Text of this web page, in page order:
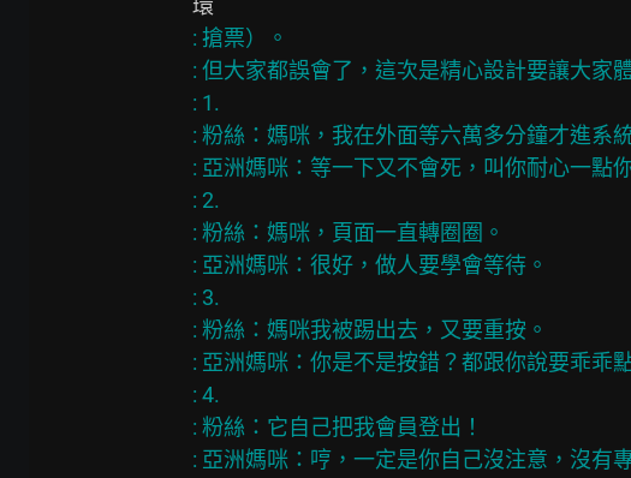
: 搶票）。
: 但大家都誤會了，這次是精心設計要讓大家
: 1.
: 粉絲：媽咪，我在外面等六萬多分鐘才進系
: 亞洲媽咪：等一下又不會死，叫你耐心一點
: 2.
: 粉絲：媽咪，頁面一直轉圈圈。
: 亞洲媽咪：很好，做人要學會等待。
: 3.
: 粉絲：媽咪我被踢出去，又要重按。
: 亞洲媽咪：你是不是按錯？都跟你說要乖乖
: 4.
: 粉絲：它自己把我會員登出！
: 亞洲媽咪：哼，一定是你自己沒注意，沒有